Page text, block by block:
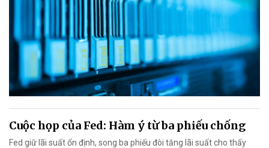
Cuộc họp của Fed: Hàm ý từ ba phiếu chống
Fed giữ lãi suất ổn định, song ba phiếu đòi tăng lãi suất cho thấy